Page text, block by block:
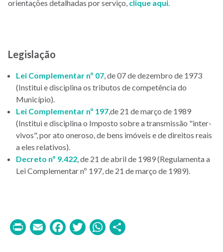
orientações detalhadas por serviço, clique aqui.
Legislação
Lei Complementar nº 07, de 07 de dezembro de 1973
(Institui e disciplina os tributos de competência do
Município).
Lei Complementar nº 197,de 21 de março de 1989
(Institui e disciplina o Imposto sobre a transmissão "inter-
vivos", por ato oneroso, de bens imóveis e de direitos reais
a eles relativos).
Decreto nº 9.422, de 21 de abril de 1989 (Regulamenta a
Lei Complementar nº 197, de 21 de março de 1989).
PrintEmailFacebook
TwitterWhatsApp